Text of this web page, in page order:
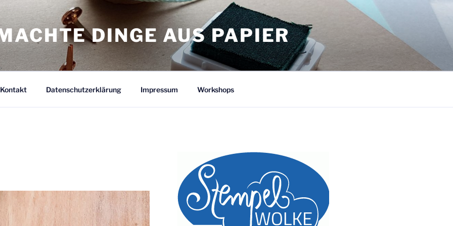
DINGE AUS PAPIER
Kontakt Datenschutzerklärung Impressum Workshops